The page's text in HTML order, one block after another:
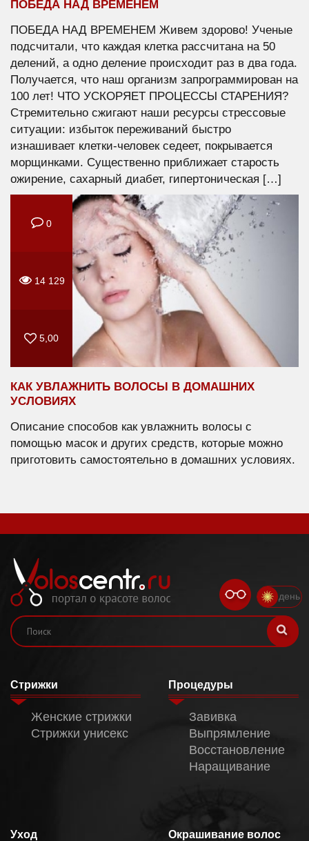
ПОБЕДА НАД ВРЕМЕНЕМ
ПОБЕДА НАД ВРЕМЕНЕМ Живем здорово! Ученые
подсчитали, что каждая клетка рассчитана на 50
делений, а одно деление происходит раз в два года.
Получается, что наш организм запрограммирован на
100 лет! ЧТО УСКОРЯЕТ ПРОЦЕССЫ СТАРЕНИЯ?
Стремительно сжигают наши ресурсы стрессовые
ситуации: избыток переживаний быстро
изнашивает клетки-человек седеет, покрывается
морщинками. Существенно приближает старость
ожирение, сахарный диабет, гипертоническая […]
0
14 129
5,00
КАК УВЛАЖНИТЬ ВОЛОСЫ В ДОМАШНИХ
УСЛОВИЯХ
Описание способов как увлажнить волосы с
помощью масок и других средств, которые можно
приготовить самостоятельно в домашних условиях.
день
Стрижки
Женские стрижки
Стрижки унисекс
Процедуры
Завивка
Выпрямление
Восстановление
Наращивание
Уход Окрашивание волос